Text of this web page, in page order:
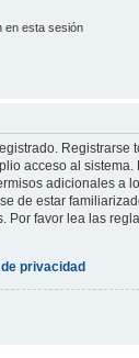
en esta sesión
Registrarse
acceso al sistema.
adicionales a
de estar
Por favor lea las
privacidad